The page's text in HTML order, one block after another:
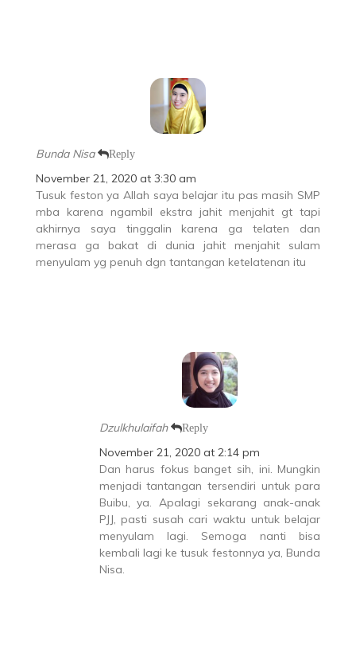
Bunda Nisa Reply
November 21, 2020 at 3:30 am
Tusuk feston ya Allah saya belajar itu pas masih SMP
mba karena ngambil ekstra jahit menjahit gt tapi
akhirnya saya tinggalin karena ga telaten dan
merasa ga bakat di dunia jahit menjahit sulam
menyulam yg penuh dgn tantangan ketelatenan itu
Dzulkhulaifah Reply
November 21, 2020 at 2:14 pm
Dan harus fokus banget sih, ini. Mungkin
menjadi tantangan tersendiri untuk para
Buibu, ya. Apalagi sekarang anak-anak
PJJ, pasti susah cari waktu untuk belajar
menyulam lagi. Semoga nanti bisa
kembali lagi ke tusuk festonnya ya, Bunda
Nisa.